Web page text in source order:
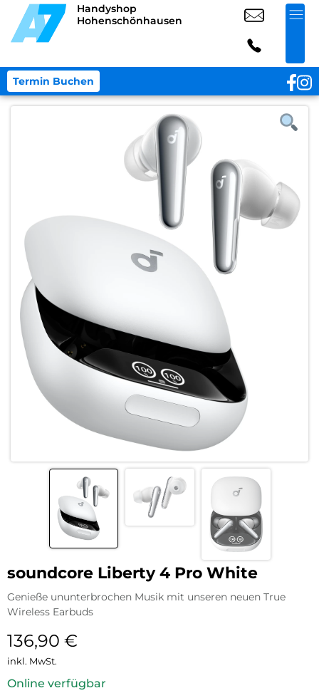
Handyshop
Hohenschönhausen
Termin Buchen
soundcore Liberty 4 Pro White
Genieße ununterbrochen Musik mit unseren neuen True
Wireless Earbuds
136,90 €
inkl. MwSt.
Online verfügbar